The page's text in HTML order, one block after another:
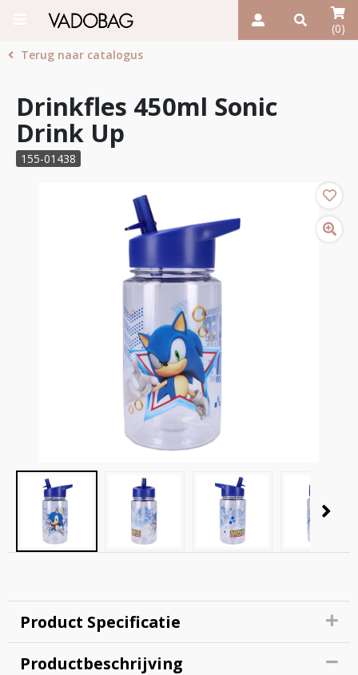
(0)
Terug naar catalogus
Drinkfles 450ml Sonic
Drink Up
155-01438
Product Specificatie
Productbeschrijving